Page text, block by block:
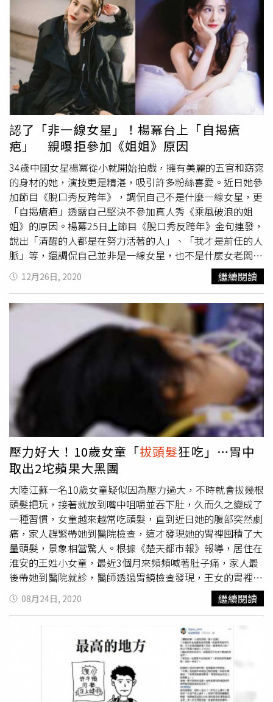
啦！」陳昱璁解釋，會長出白頭髮是因為專屬該毛囊的黑色
素細胞功能衰退，分泌的黑色素不足或缺乏，因而產生出灰
髮或白髮，「既然黑色素細胞功能衰退了，那麼毛囊新長出
來的頭髮，不管再怎麼拔都依舊是白色的。結論就是一根白
頭髮不論怎麼拔，都依然是一根，依舊是白髮。」而對於白
頭髮究竟該不該拔除，他也坦言，既然拔掉白髮也不會變回
黑髮，加上頭皮當下未必處於乾淨狀態，為了避免產生傷口
讓細菌跑進去感染，因此不建議亂拔頭髮。隨後，陳昱璁也
在臉書分享正確對待白頭髮的態度。他說明道，白髮除了與
老化有關，也與維生素B12、鋅、鐵、銅的缺乏習習相關，
「因此，充足的睡眠、運動、吃營養的東西，都有助於維持
頭髮的健康，擁有健康的生活作息，會是能夠讓頭髮維持烏
黑秀麗的重要關鍵。」。再來，若是民眾真的很在意白髮不
美觀一事，不妨可透過染髮改善，「現代染髮技術和染料進
步，有不少相對天然的染髮方式像是植物染 等等，比起傳
統的化學染劑，除了能改變髮色之外，更可以維護頭皮健
康。要選擇合格染劑，染髮也不要過於頻繁。」最後則可能
是甲狀腺功能失衡，「（甲狀腺）分泌過多或不足，也可能
是白髮的原因；壓力大造成的白髮，則可能和免疫機制相
關。」另外，陳昱璁也在文末提醒，市面上的藥妝品標榜能
夠恢復黑髮，其實不大有可信度，而吃黑補黑，例如服用黑
木耳、黑芝麻、何首烏讓白髮變回黑髮，以西醫的角度而
言，其實也並無任何根據。醫師分享維持頭髮健康的秘訣。
（圖／翻攝自陳昱璁皮膚科醫師臉書）
認了「非一線女星」！楊冪台上「自揭瘡
疤」 親曝拒參加《姐姐》原因
34歲中國女星楊冪從小就開始拍戲，擁有美麗的五官和窈窕
的身材的她，演技更是精湛，吸引許多粉絲喜愛。近日她參
加節目《脫口秀反跨年》，調侃自己不是什麼一線女星，更
「自揭瘡疤」透露自己堅決不參加真人秀《乘風破浪的姐
姐》的原因。楊冪25日上節目《脫口秀反跨年》金句連發，
說出「清醒的人都是在努力活著的人」、「我才是前任的人
脈」等，還調侃自己並非是一線女星，也不是什麼女老闆，
「我就是一個普普通通的大美女」。（圖／翻攝楊冪微博）
此外，她還提到先前真人秀《乘風破浪的姐姐》熱情邀請她
上節目，她堅持不肯，並現場唱了一段《宮鎖心玉》主題曲
「愛的供養」，證明自己的強項並非唱歌跳舞，「我真的不
敢去，因為我覺得我沒有底子，唱歌不行，跳舞也不行，這
樣怎麼可以贏呢？」她更開玩笑表示，她覺得那節目大家都
覺得是互拔頭髮
，還不計形象撩起自己的頭髮，露出超高髮
際線，「我想我這個髮際線，應該也堅持不了幾期吧！」讓
現場觀眾及來賓笑成一團。（圖／翻攝楊冪微博）其實楊冪
的外貌經常是大家關注的焦點，尤其是她的超高髮際線最常
被拿出來討論，不過這次楊冪高EQ的自嘲讓網友一片好
評，紛紛稱讚「老婆說太好了」、「別緊張！冪冪你超棒
的」、「你特別行！你就是大美女！」
12月26日, 2020 繼續閱讀
壓力好大！10歲女童「拔頭髮狂吃」…胃中
取出2坨蘋果大黑團
大陸江蘇一名10歲女童疑似因為壓力過大，不時就會拔幾根
頭髮把玩，接著就放到嘴中咀嚼並吞下肚，久而久之變成了
一種習慣，女童越來越常吃頭髮，直到近日她的腹部突然劇
痛，家人趕緊帶她到醫院檢查，這才發現她的胃裡囤積了大
量頭髮，景象相當驚人。根據《楚天都市報》報導，居住在
淮安的王姓小女童，最近3個月來頻頻喊著肚子痛，家人最
後帶她到醫院就診，醫師透過胃鏡檢查發現，王女的胃裡有
著極為大量的頭髮，全都交錯、纏繞在一起，甚至還有食物
卡在頭髮堆裡頭，緊急進行手術取出後，發現這些髮量加起
來足足有2顆蘋果大。（圖／翻攝自楚天都市報）醫師指
出，王女每天在上課或睡覺時，總是會不經意拔下頭髮，放
進嘴中嚼一嚼吞下肚，這可能與精神狀況有所關聯，初估該
行為可能已維持了2年多的時間。王女的爸爸表示，由於平
時較少陪伴女兒，她可能是因為無聊或者是覺得好玩，才會
把頭髮放到嘴裡，漸漸地胃裡的髮量也就越積越多。
08月24日, 2020 繼續閱讀